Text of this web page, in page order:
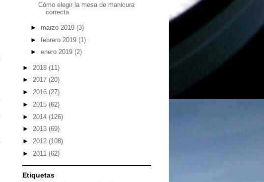
Cómo elegir la mesa de manicura
correcta
► marzo 2019 (3)
► febrero 2019 (1)
► enero 2019 (2)
► 2018 (11)
► 2017 (20)
► 2016 (27)
► 2015 (62)
► 2014 (126)
► 2013 (69)
► 2012 (108)
► 2011 (62)
Etiquetas